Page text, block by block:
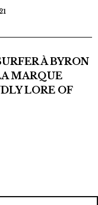
À BYRON
MARQUE
LORE OF